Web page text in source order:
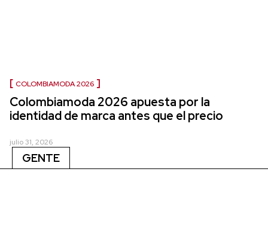
COLOMBIAMODA 2026
Colombiamoda 2026 apuesta por la
identidad de marca antes que el precio
julio 31, 2026
GENTE